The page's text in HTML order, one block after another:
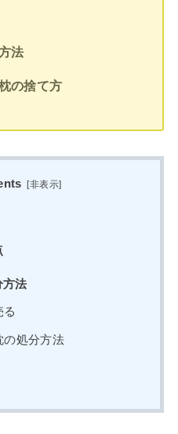
法
の捨て方
[非表示]
方法
る
の処分方法